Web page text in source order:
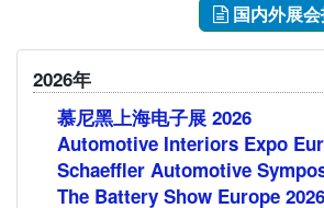
国内外展会
2026年
慕尼黑上海电子展 2026
Automotive Interiors Expo
Schaeffler Automotive
The Battery Show Europe 2026